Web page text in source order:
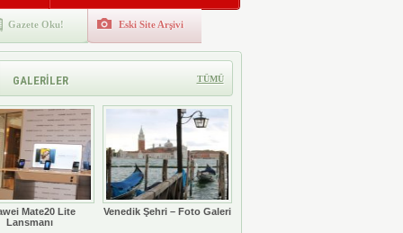
Gazete Oku! Eski Site Arşivi
GALERİLER TÜMÜ
Mate20 Lite
Lansmanı
Venedik Şehri – Foto Galeri